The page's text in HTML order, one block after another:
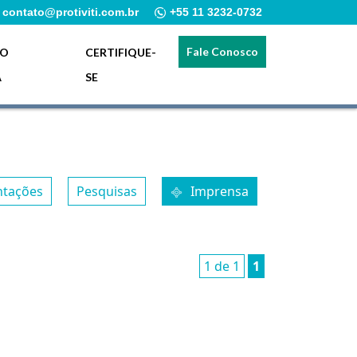
contato@protiviti.com.br +55 11 3232-0732
CERTIFIQUE-
SE
Fale Conosco
Pesquisas Imprensa
1 de 1 1